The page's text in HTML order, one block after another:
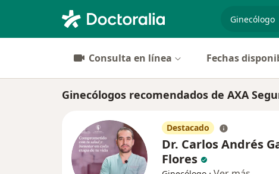
Consulta en línea Fechas
Ginecólogos recomendados de AXA
Destacado
Dr. Carlos Andrés
Flores